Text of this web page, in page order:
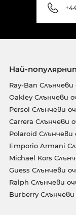
Най-
Ray-Ban Слънчеви
Oakley Слънчеви
Persol Слънчеви
Carrera Слънчеви
Polaroid Слънчеви
Emporio Armani
Michael Kors
Guess Слънчеви
Ralph Слънчеви
Burberry Слънчеви